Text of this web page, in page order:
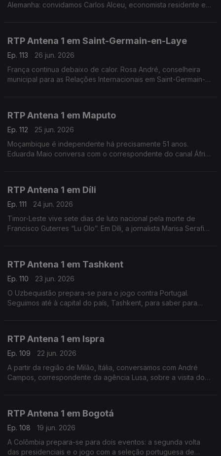
Alemanha: convidamos Carlos Alceu, economista residente em
RTP Antena 1 em Saint-Germain-en-Laye
Ep. 113
26 jun. 2026
França continua debaixo de calor. Rosa André, conselheira
municipal para as Relações Internacionais em Saint-Germain-
RTP Antena 1 em Maputo
Ep. 112
25 jun. 2026
Moçambique é independente há precisamente 51 anos.
Eduarda Maio conversa com o correspondente do canal África
RTP Antena 1 em Díli
Ep. 111
24 jun. 2026
Timor-Leste vive sete dias de luto nacional pela morte de
Francisco Guterres “Lu Olo”. Em Díli, a jornalista Marisa Serafim
RTP Antena 1 em Tashkent
Ep. 110
23 jun. 2026
O Uzbequistão prepara-se para o jogo contra Portugal.
Seguimos até à capital do país, Tashkent, para saber para
RTP Antena 1 em Ispra
Ep. 109
22 jun. 2026
A partir da região de Milão, Itália, conversamos com André
Campos, correspondente da agência Lusa, sobre a visita do
RTP Antena 1 em Bogotá
Ep. 108
19 jun. 2026
A Colômbia prepara-se para dois eventos: a segunda volta
das presidenciais e o jogo com a seleção portuguesa de